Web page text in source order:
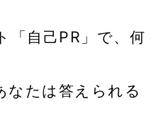
「自己PR」で、何
なたは答えられる